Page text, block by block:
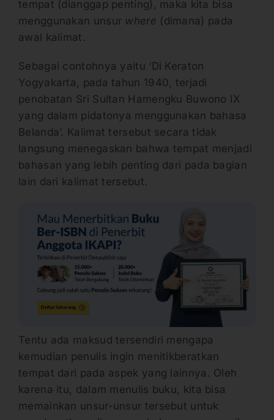
tempat (dianggap penting), maka kita bisa
menggunakan unsur where (dimana) pada
awal kalimat.
Sebagai contohnya yaitu ‘Di Keraton
Yogyakarta, pada tahun 1940, terjadi
penobatan Sri Sultan Hamengku Buwono IX
yang dalam pidatonya menggunakan bahasa
Belanda’. Kalimat tersebut secara tidak
langsung menegaskan bahwa tempat menjadi
bahasan yang lebih penting dari pada bagian
lain dari kalimat tersebut.
Tentu ada maksud tersendiri mengapa
kemudian penulis ingin menitikberatkan
tempat dari pada aspek yang lainnya. Oleh
karena itu, dalam menulis buku, kita bisa
memainkan unsur-unsur tersebut untuk